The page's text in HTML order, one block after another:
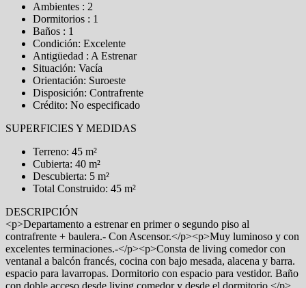
Ambientes : 2
Dormitorios : 1
Baños : 1
Condición: Excelente
Antigüedad : A Estrenar
Situación: Vacía
Orientación: Suroeste
Disposición: Contrafrente
Crédito: No especificado
SUPERFICIES Y MEDIDAS
Terreno: 45 m²
Cubierta: 40 m²
Descubierta: 5 m²
Total Construido: 45 m²
DESCRIPCIÓN
<p>Departamento a estrenar en primer o segundo piso al
contrafrente + baulera.- Con Ascensor.</p><p>Muy luminoso y con
excelentes terminaciones.-</p><p>Consta de living comedor con
ventanal a balcón francés, cocina con bajo mesada, alacena y barra.
espacio para lavarropas. Dormitorio con espacio para vestidor. Baño
con doble acceso desde living comedor y desde el dormitorio.</p>